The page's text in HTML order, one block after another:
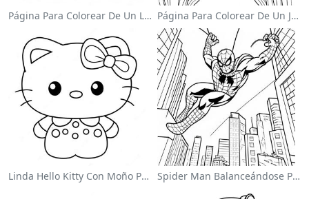
Página Para Colorear De Un Lindo Conejo De Pascua Página Para Colorear De Un Jardín De Flores Coloridas
Linda Hello Kitty Con Moño Para Colorear Spider Man Balanceándose Por La Ciudad Para Colorear